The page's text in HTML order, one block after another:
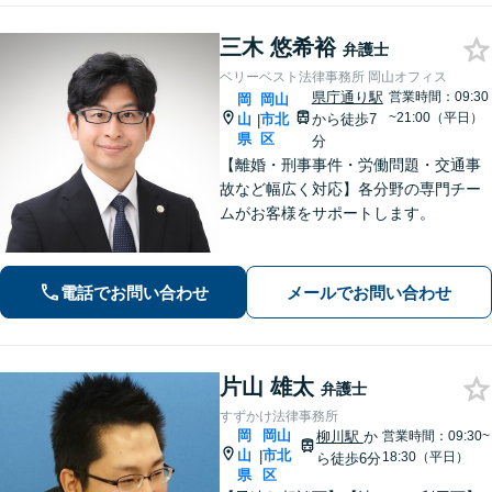
三木 悠希裕 弁護士
ベリーベスト法律事務所 岡山オフィス
岡
山
県
|
岡山
市北
区
県庁通り駅
から徒歩7
分
営業時間：09:30
~21:00（平日）
【離婚・刑事事件・労働問題・交通事
故など幅広く対応】各分野の専門チー
ムがお客様をサポートします。
電話でお問い合わせ メールでお問い合わせ
片山 雄太 弁護士
すずかけ法律事務所
岡
山
県
|
岡山
市北
区
柳川駅 か
ら徒歩6分
営業時間：09:30~
18:30（平日）